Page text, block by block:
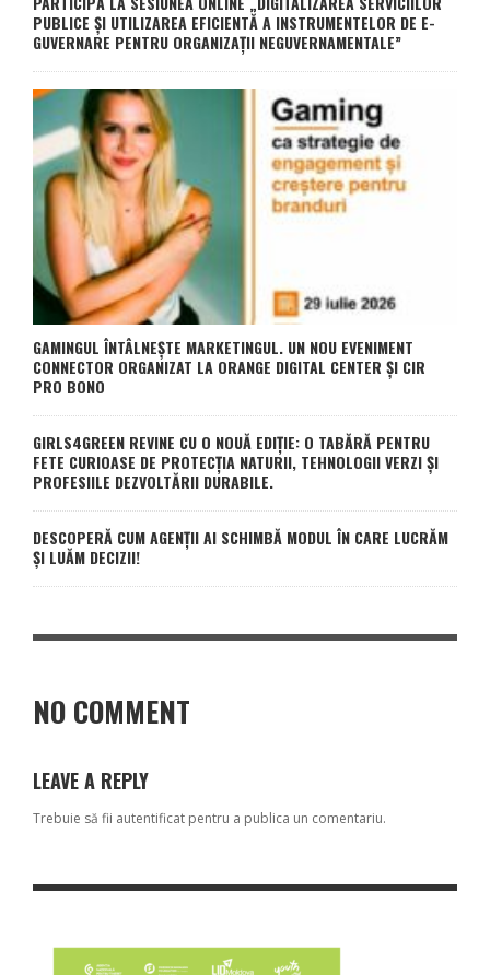
PUBLICE ȘI UTILIZAREA EFICIENTĂ A INSTRUMENTELOR DE E-
GUVERNARE PENTRU ORGANIZAȚII NEGUVERNAMENTALE”
GAMINGUL ÎNTÂLNEȘTE MARKETINGUL. UN NOU EVENIMENT
CONNECTOR ORGANIZAT LA ORANGE DIGITAL CENTER ȘI CIR
PRO BONO
GIRLS4GREEN REVINE CU O NOUĂ EDIȚIE: O TABĂRĂ PENTRU
FETE CURIOASE DE PROTECȚIA NATURII, TEHNOLOGII VERZI ȘI
PROFESIILE DEZVOLTĂRII DURABILE.
DESCOPERĂ CUM AGENȚII AI SCHIMBĂ MODUL ÎN CARE LUCRĂM
ȘI LUĂM DECIZII!
NO COMMENT
LEAVE A REPLY
Trebuie să fii autentificat pentru a publica un comentariu.